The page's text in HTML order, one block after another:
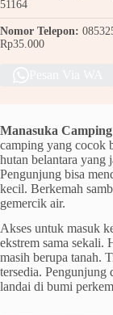
51164
Nomor Telepon:
Rp35.000
Manasuka
camping yang cocok
hutan belantara yang
Pengunjung bisa
kecil. Berkemah
gemercik air.
Akses untuk masuk
ekstrem sama sekali.
masih berupa tanah.
tersedia. Pengunjung
landai di bumi